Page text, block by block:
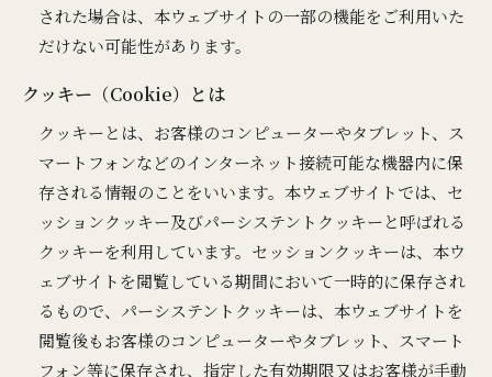
された場合は、本ウェブサイトの一部の機能をご利用いた
だけない可能性があります。
クッキー（Cookie）とは
クッキーとは、お客様のコンピューターやタブレット、ス
マートフォンなどのインターネット接続可能な機器内に保
存される情報のことをいいます。本ウェブサイトでは、セ
ッションクッキー及びパーシステントクッキーと呼ばれる
クッキーを利用しています。セッションクッキーは、本ウ
ェブサイトを閲覧している期間において一時的に保存され
るもので、パーシステントクッキーは、本ウェブサイトを
閲覧後もお客様のコンピューターやタブレット、スマート
フォン等に保存され、指定した有効期限又はお客様が手動